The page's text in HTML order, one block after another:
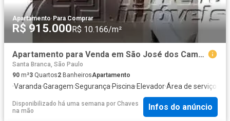
Apartamento·Para Comprar
R$ 915.000R$ 10.166/m²
Apartamento para Venda em São José dos Campos/SP Jardim Esplanada 3 Quartos
Santa Branca, São Paulo
90 m²3 Quartos2 BanheirosApartamento
·Varanda·Garagem·Segurança·Piscina·Elevador·Área de serviço
Disponibilizado há uma semana por Chaves
na mão
Infos do anúncio